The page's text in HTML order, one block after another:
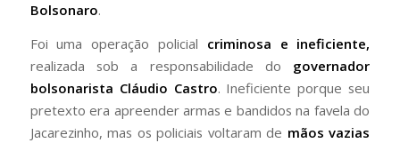
Bolsonaro.
Foi uma operação policial criminosa e ineficiente,
realizada sob a responsabilidade do governador
bolsonarista Cláudio Castro. Ineficiente porque seu
pretexto era apreender armas e bandidos na favela do
Jacarezinho, mas os policiais voltaram de mãos vazias